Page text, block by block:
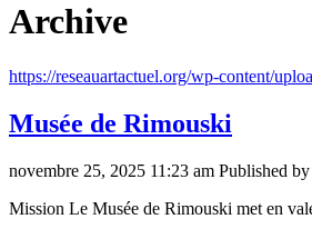
Archive
https://reseauartactuel.org/wp-content/
Musée de Rimouski
novembre 25, 2025 11:23 am Published by
Mission Le Musée de Rimouski met en